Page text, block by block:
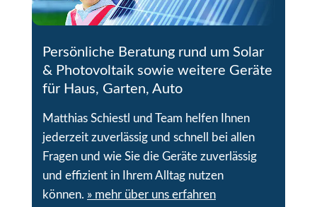
Persönliche Beratung rund um Solar
& Photovoltaik sowie weitere Geräte
für Haus, Garten, Auto
Matthias Schiestl und Team helfen Ihnen
jederzeit zuverlässig und schnell bei allen
Fragen und wie Sie die Geräte zuverlässig
und effizient in Ihrem Alltag nutzen
können. » mehr über uns erfahren